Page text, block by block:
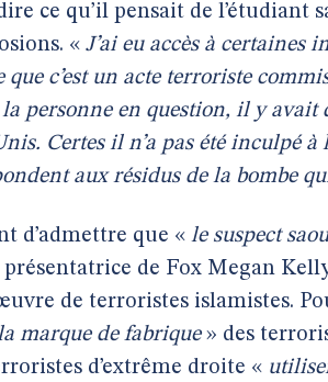
ce qu’il pensait de l’étudiant
« J’ai eu accès à certaines
que c’est un acte terroriste
personne en question, il y avait
Certes il n’a pas été inculpé à
aux résidus de la bombe
d’admettre que « le suspect
de Fox Megan
de terroristes islamistes.
marque de fabrique» des
d’extrême droite «